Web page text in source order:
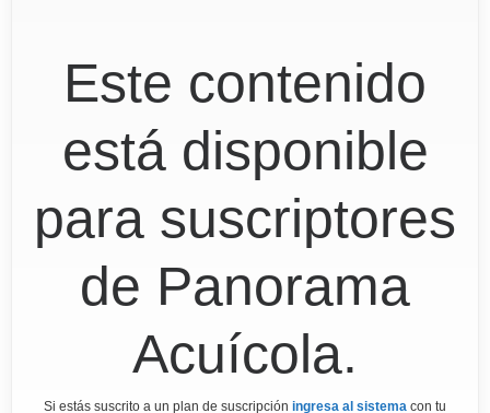
Este contenido
está disponible
para suscriptores
de Panorama
Acuícola.
Si estás suscrito a un plan de suscripción ingresa al sistema con tu